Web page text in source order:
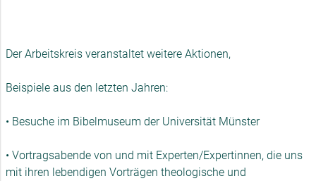
Der Arbeitskreis veranstaltet weitere Aktionen,
Beispiele aus den letzten Jahren:
• Besuche im Bibelmuseum der Universität Münster
• Vortragsabende von und mit Experten/Expertinnen, die uns
mit ihren lebendigen Vorträgen theologische und